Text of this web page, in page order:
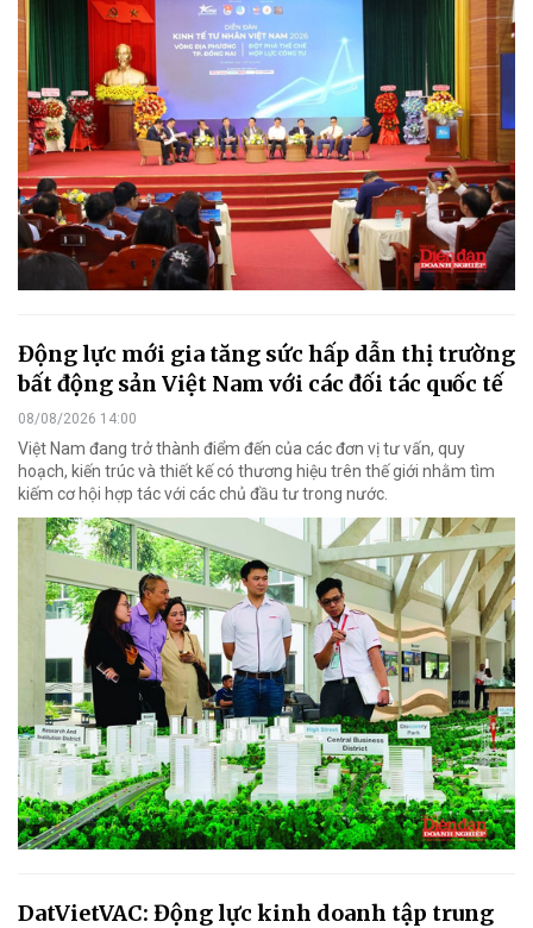
Động lực mới gia tăng sức hấp dẫn thị trường
bất động sản Việt Nam với các đối tác quốc tế
08/08/2026 14:00
Việt Nam đang trở thành điểm đến của các đơn vị tư vấn, quy
hoạch, kiến trúc và thiết kế có thương hiệu trên thế giới nhằm tìm
kiếm cơ hội hợp tác với các chủ đầu tư trong nước.
DatVietVAC: Động lực kinh doanh tập trung